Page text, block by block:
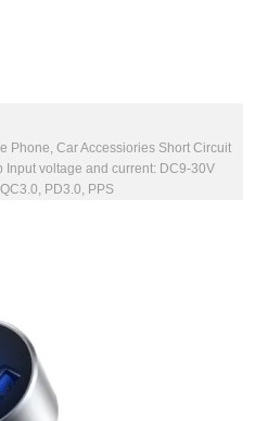
Phone, Car Accessiories Short Circuit
Input voltage and current: DC9-30V
PD3.0, PPS